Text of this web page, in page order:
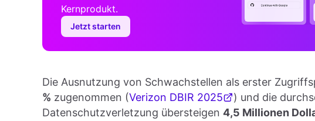
Kernprodukt.
Jetzt starten
Die Ausnutzung von Schwachstellen als erster
% zugenommen (Verizon DBIR 2025
) und die
Datenschutzverletzung übersteigen 4,5 Millionen